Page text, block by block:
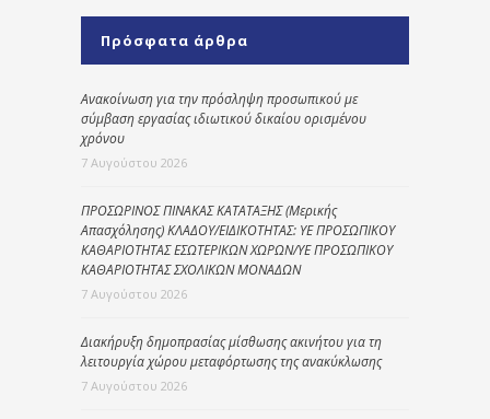
Πρόσφατα άρθρα
Ανακοίνωση για την πρόσληψη προσωπικού με
σύμβαση εργασίας ιδιωτικού δικαίου ορισμένου
χρόνου
7 Αυγούστου 2026
ΠΡΟΣΩΡΙΝΟΣ ΠΙΝΑΚΑΣ ΚΑΤΑΤΑΞΗΣ (Μερικής
Απασχόλησης) ΚΛΑΔΟΥ/ΕΙΔΙΚΟΤΗΤΑΣ: ΥΕ ΠΡΟΣΩΠΙΚΟΥ
ΚΑΘΑΡΙΟΤΗΤΑΣ ΕΣΩΤΕΡΙΚΩΝ ΧΩΡΩΝ/ΥΕ ΠΡΟΣΩΠΙΚΟΥ
ΚΑΘΑΡΙΟΤΗΤΑΣ ΣΧΟΛΙΚΩΝ ΜΟΝΑΔΩΝ
7 Αυγούστου 2026
Διακήρυξη δημοπρασίας μίσθωσης ακινήτου για τη
λειτουργία χώρου μεταφόρτωσης της ανακύκλωσης
7 Αυγούστου 2026